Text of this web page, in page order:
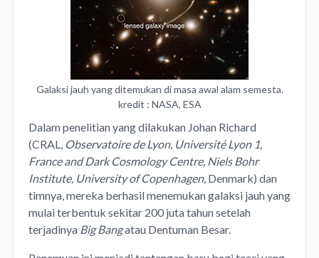
Galaksi jauh yang ditemukan di masa awal alam semesta.
kredit : NASA, ESA
Dalam penelitian yang dilakukan Johan Richard
(CRAL, Observatoire de Lyon, Université Lyon 1,
France and Dark Cosmology Centre, Niels Bohr
Institute, University of Copenhagen, Denmark) dan
timnya, mereka berhasil menemukan galaksi jauh yang
mulai terbentuk sekitar 200 juta tahun setelah
terjadinya Big Bangatau Dentuman Besar.